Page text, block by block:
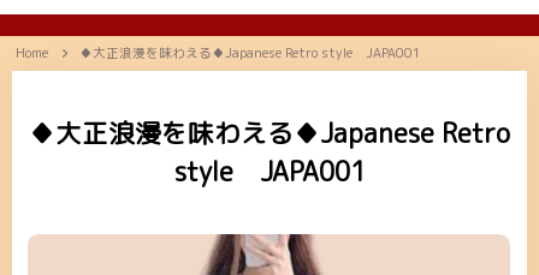
Home ♦大正浪漫を味わえる♦Japanese Retro style JAPA001
♦大正浪漫を味わえる♦Japanese Retro
style JAPA001